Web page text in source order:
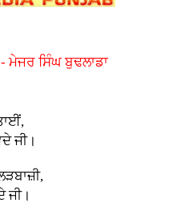
- ਮੇਜਰ ਸਿੰਘ ਬੁਢਲਾਡਾ
ਜੀ।
ਜੀ।